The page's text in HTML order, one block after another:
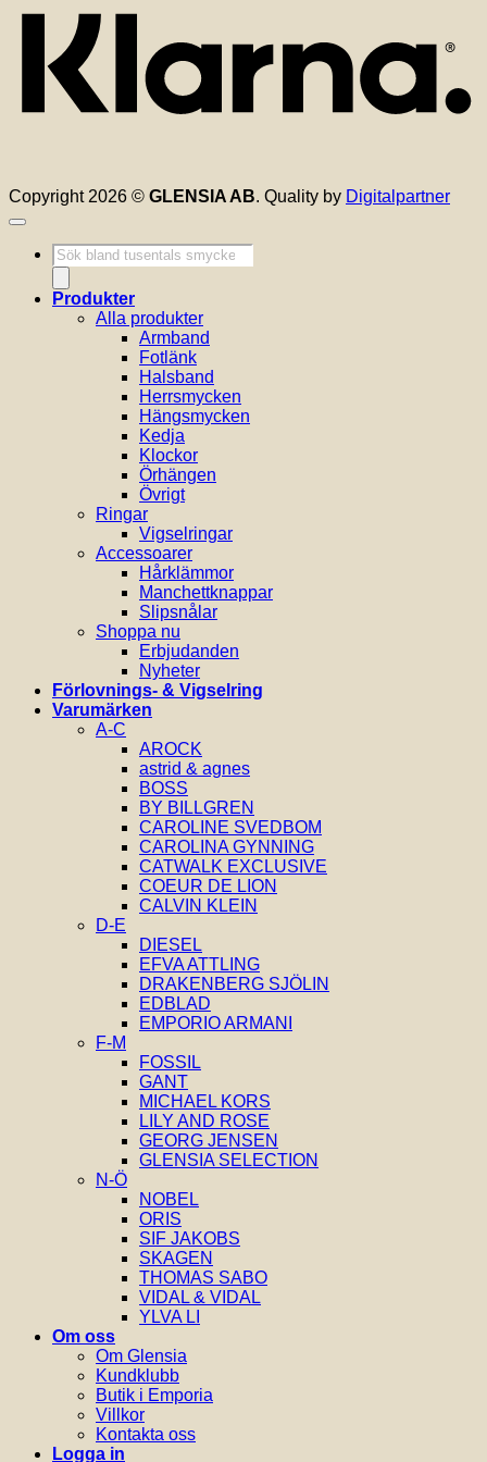
Copyright 2026 © GLENSIA AB. Quality by Digitalpartner
Produktsökning
Produkter
Alla produkter
Armband
Fotlänk
Halsband
Herrsmycken
Hängsmycken
Kedja
Klockor
Örhängen
Övrigt
Ringar
Vigselringar
Accessoarer
Hårklämmor
Manchettknappar
Slipsnålar
Shoppa nu
Erbjudanden
Nyheter
Förlovnings- & Vigselring
Varumärken
A-C
AROCK
astrid & agnes
BOSS
BY BILLGREN
CAROLINE SVEDBOM
CAROLINA GYNNING
CATWALK EXCLUSIVE
COEUR DE LION
CALVIN KLEIN
D-E
DIESEL
EFVA ATTLING
DRAKENBERG SJÖLIN
EDBLAD
EMPORIO ARMANI
F-M
FOSSIL
GANT
MICHAEL KORS
LILY AND ROSE
GEORG JENSEN
GLENSIA SELECTION
N-Ö
NOBEL
ORIS
SIF JAKOBS
SKAGEN
THOMAS SABO
VIDAL & VIDAL
YLVA LI
Om oss
Om Glensia
Kundklubb
Butik i Emporia
Villkor
Kontakta oss
Logga in